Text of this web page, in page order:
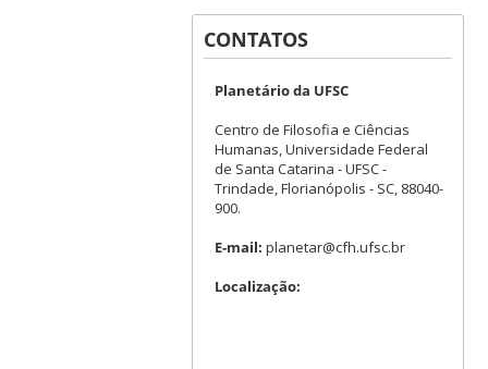
CONTATOS
Planetário da UFSC
Centro de Filosofia e Ciências
Humanas, Universidade Federal
de Santa Catarina - UFSC -
Trindade, Florianópolis - SC, 88040-
900.
E-mail: planetar@cfh.ufsc.br
Localização: